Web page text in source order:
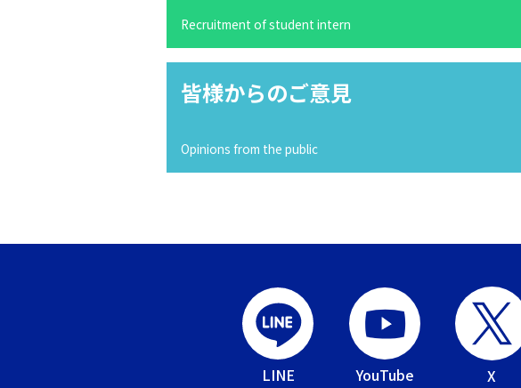
Recruitment of student intern
皆様からのご意見
Opinions from the public
LINE YouTube X